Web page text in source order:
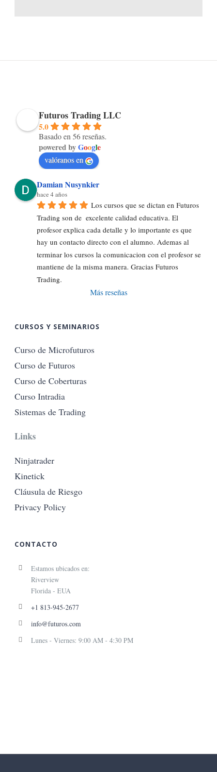
Futuros Trading LLC
5.0
Basado en 56 reseñas.
powered byGoogle
valóranos en
Damian Nusynkier
hace 4 años
Los cursos que se dictan en Futuros
Trading son de  excelente calidad educativa. El
profesor explica cada detalle y lo importante es que
hay un contacto directo con el alumno. Ademas al
terminar los cursos la comunicacion con el profesor se
mantiene de la misma manera. Gracias Futuros
Trading.
Más reseñas
CURSOS Y SEMINARIOS
Curso de Microfuturos
Curso de Futuros
Curso de Coberturas
Curso Intradia
Sistemas de Trading
Links
Ninjatrader
Kinetick
Cláusula de Riesgo
Privacy Policy
CONTACTO
Estamos ubicados en:
Riverview
Florida - EUA
+1 813-945-2677
info@futuros.com
Lunes - Viernes: 9:00 AM - 4:30 PM